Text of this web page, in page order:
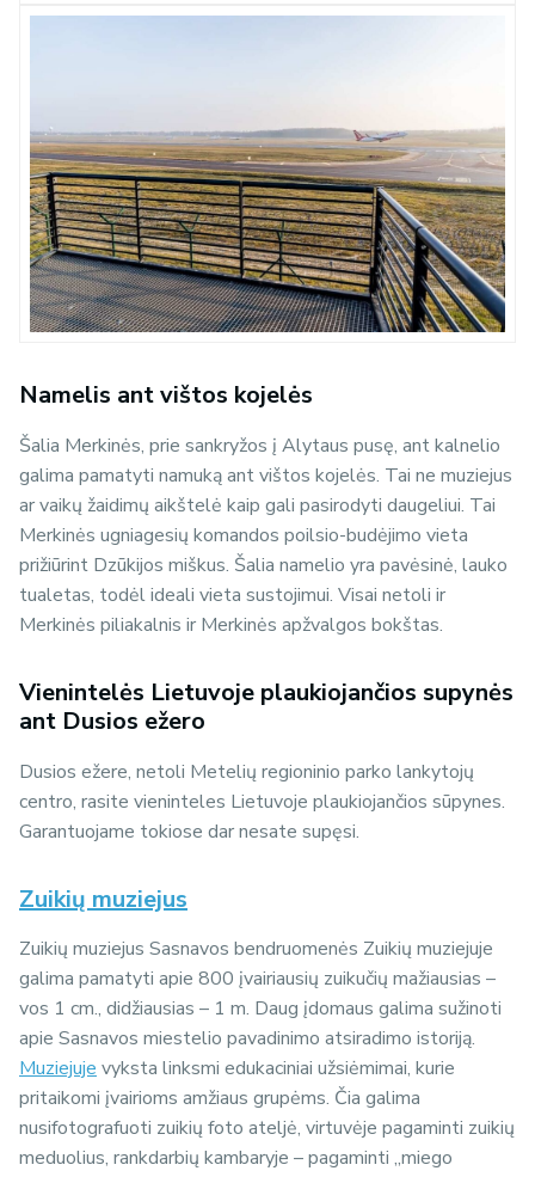
Namelis ant vištos kojelės
Šalia Merkinės, prie sankryžos į Alytaus pusę, ant kalnelio
galima pamatyti namuką ant vištos kojelės. Tai ne muziejus
ar vaikų žaidimų aikštelė kaip gali pasirodyti daugeliui. Tai
Merkinės ugniagesių komandos poilsio-budėjimo vieta
prižiūrint Dzūkijos miškus. Šalia namelio yra pavėsinė, lauko
tualetas, todėl ideali vieta sustojimui. Visai netoli ir
Merkinės piliakalnis ir Merkinės apžvalgos bokštas.
Vienintelės Lietuvoje plaukiojančios supynės
ant Dusios ežero
Dusios ežere, netoli Metelių regioninio parko lankytojų
centro, rasite vieninteles Lietuvoje plaukiojančios sūpynes.
Garantuojame tokiose dar nesate supęsi.
Zuikių muziejus
Zuikių muziejus Sasnavos bendruomenės Zuikių muziejuje
galima pamatyti apie 800 įvairiausių zuikučių mažiausias –
vos 1 cm., didžiausias – 1 m. Daug įdomaus galima sužinoti
apie Sasnavos miestelio pavadinimo atsiradimo istoriją.
Muziejuje vyksta linksmi edukaciniai užsiėmimai, kurie
pritaikomi įvairioms amžiaus grupėms. Čia galima
nusifotografuoti zuikių foto ateljė, virtuvėje pagaminti zuikių
meduolius, rankdarbių kambaryje – pagaminti ,,miego